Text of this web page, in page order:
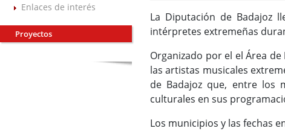
Enlaces de interés
Proyectos
La Diputación de Badajoz
intérpretes extremeñas
Organizado por el el Área
las artistas musicales
de Badajoz que, entre los
culturales en sus
Los municipios y las fechas